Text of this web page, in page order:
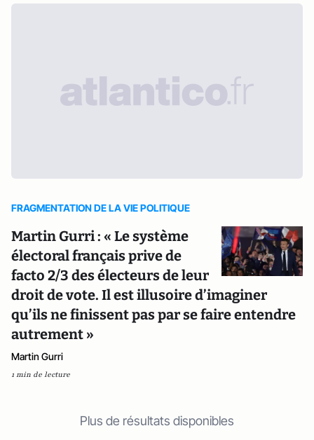
FRAGMENTATION DE LA VIE POLITIQUE
Martin Gurri : « Le système
électoral français prive de
facto 2/3 des électeurs de leur
droit de vote. Il est illusoire d’imaginer
qu’ils ne finissent pas par se faire entendre
autrement »
Martin Gurri
1 min de lecture
Plus de résultats disponibles